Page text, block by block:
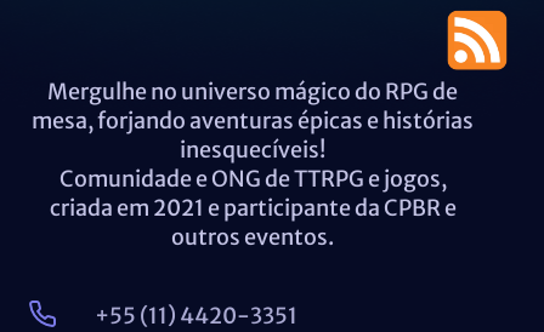
Mergulhe no universo mágico do RPG de
mesa, forjando aventuras épicas e histórias
inesquecíveis!
Comunidade e ONG de TTRPG e jogos,
criada em 2021 e participante da CPBR e
outros eventos.
+55 (11) 4420-3351